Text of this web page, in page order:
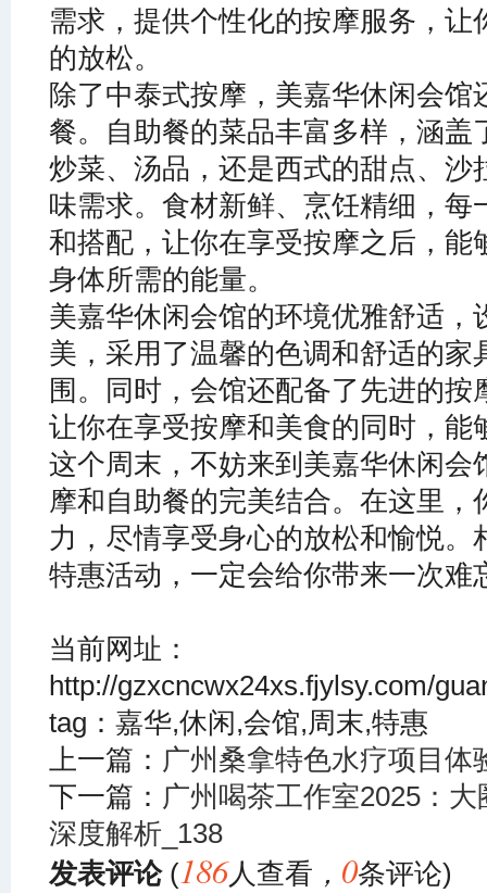
需求，提供个性化的按摩服务，
的放松。
除了中泰式按摩，美嘉华休闲会
餐。自助餐的菜品丰富多样，涵盖
炒菜、汤品，还是西式的甜点、沙
味需求。食材新鲜、烹饪精细，
和搭配，让你在享受按摩之后，能
身体所需的能量。
美嘉华休闲会馆的环境优雅舒适，
美，采用了温馨的色调和舒适的家
围。同时，会馆还配备了先进的
让你在享受按摩和美食的同时，能
这个周末，不妨来到美嘉华休闲会
摩和自助餐的完美结合。在这里
力，尽情享受身心的放松和愉悦
特惠活动，一定会给你带来一次难
当前网址：
http://gzxcncwx24xs.fjylsy.com/
tag：嘉华,休闲,会馆,周末,特惠
上一篇： 广州桑拿特色水疗项目体
下一篇： 广州喝茶工作室2025：
深度解析_138
发表评论 (186人查看 ， 0条评论)